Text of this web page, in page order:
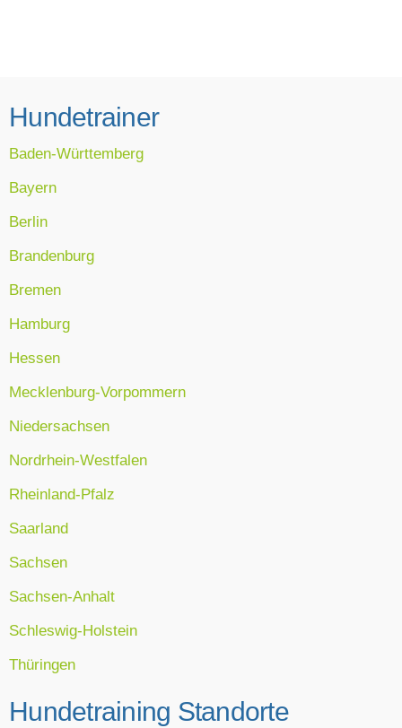
Hundetrainer
Baden-Württemberg
Bayern
Berlin
Brandenburg
Bremen
Hamburg
Hessen
Mecklenburg-Vorpommern
Niedersachsen
Nordrhein-Westfalen
Rheinland-Pfalz
Saarland
Sachsen
Sachsen-Anhalt
Schleswig-Holstein
Thüringen
Hundetraining Standorte